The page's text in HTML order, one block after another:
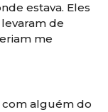
estava. Eles
de
me
com alguém do